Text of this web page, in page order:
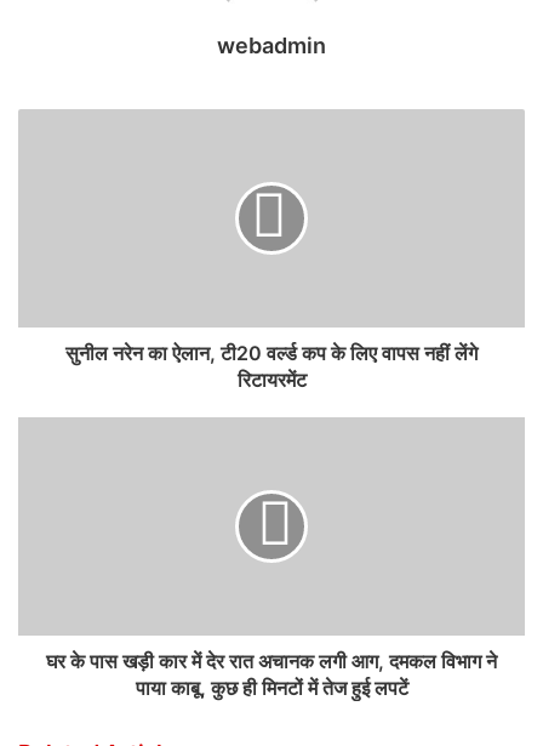
webadmin
सुनील नरेन का ऐलान, टी20 वर्ल्ड कप के लिए वापस नहीं लेंगे
रिटायरमेंट
घर के पास खड़ी कार में देर रात अचानक लगी आग, दमकल विभाग ने
पाया काबू, कुछ ही मिनटों में तेज हुई लपटें